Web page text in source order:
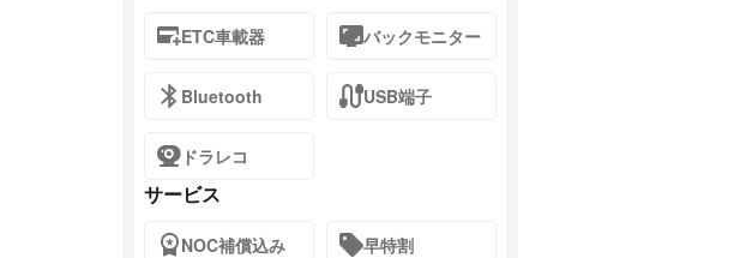
ETC車載器 バックモニター
Bluetooth USB端子
ドラレコ
サービス
NOC補償込み 早特割